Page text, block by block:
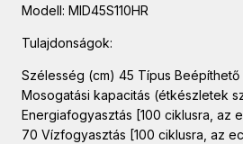
Modell: MID45S110HR
Tulajdonságok:
Szélesség (cm) 45 Típus
Mosogatási kapacitás (étkészletek
Energiafogyasztás [100 ciklusra, az
70 Vízfogyasztás [100 ciklusra, az